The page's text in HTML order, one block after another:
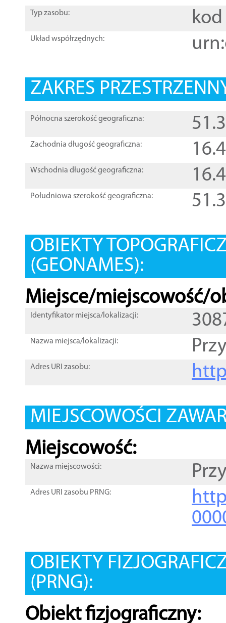
Typ zasobu: kod
Układ współrzędnych:
ZAKRES
Północna szerokość geograficzna:
Zachodnia długość geograficzna:
Wschodnia długość geograficzna:
Południowa szerokość geograficzna:
OBIEKTY
(GEONAMES):
Miejsce/miejscowość/
Identyfikator miejsca/lokalizacji:
Nazwa miejsca/lokalizacji:
Adres URI zasobu:
MIEJSCOWOŚCI
Miejscowość:
Nazwa miejscowości:
Adres URI zasobu PRNG:
OBIEKTY
(PRNG):
Obiekt fizjograficzny: